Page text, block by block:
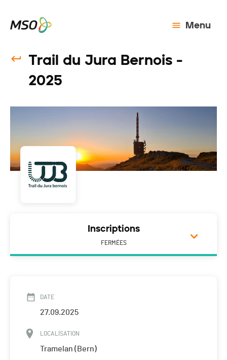
Menu
Trail du Jura Bernois -
2025
Inscriptions
FERMÉES
DATE
27.09.2025
LOCALISATION
Tramelan (Bern)